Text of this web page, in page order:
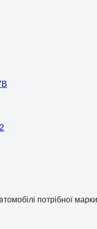
потрібної